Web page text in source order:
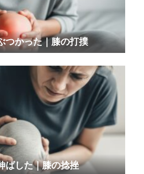
つかった｜膝の打撲
ばした｜膝の捻挫